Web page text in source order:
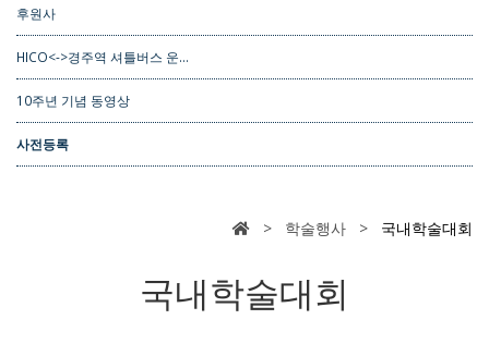
후원사
HICO<->경주역 셔틀버스 운…
10주년 기념 동영상
사전등록
> 학술행사 > 국내학술대회
국내학술대회